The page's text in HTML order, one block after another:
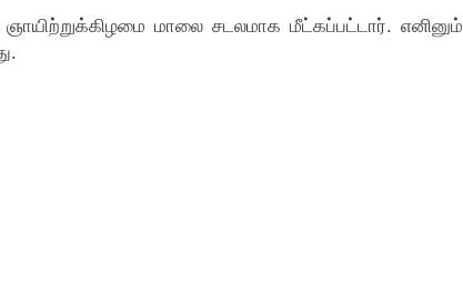
மாலை சடலமாக மீட்கப்பட்டார். எனினும்